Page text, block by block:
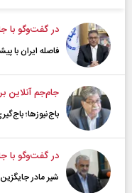
در گفت‌و‌گو با
فاصله ایران با
جام‌جم آنلاین
باج‌نیوزها؛
در گفت‌و‌گو با
شیر مادر